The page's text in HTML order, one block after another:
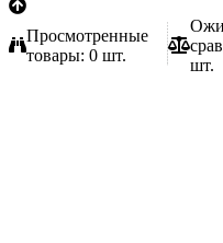
Просмотренные
товары: 0 шт.
шт.